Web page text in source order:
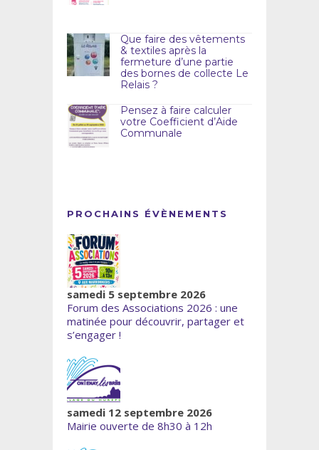
Que faire des vêtements
& textiles après la
fermeture d’une partie
des bornes de collecte Le
Relais ?
Pensez à faire calculer
votre Coefficient d’Aide
Communale
PROCHAINS ÉVÈNEMENTS
samedi 5 septembre 2026
Forum des Associations 2026 : une
matinée pour découvrir, partager et
s’engager !
samedi 12 septembre 2026
Mairie ouverte de 8h30 à 12h